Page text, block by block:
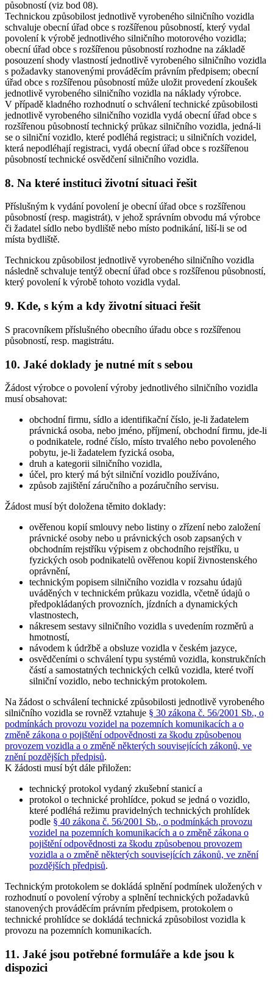
působností (viz bod 08).
Technickou způsobilost jednotlivě vyrobeného silničního vozidla
schvaluje obecní úřad obce s rozšířenou působností, který vydal
povolení k výrobě jednotlivého silničního motorového vozidla;
obecní úřad obce s rozšířenou působností rozhodne na základě
posouzení shody vlastností jednotlivě vyrobeného silničního vozidla
s požadavky stanovenými prováděcím právním předpisem; obecní
úřad obce s rozšířenou působností může uložit provedení zkoušek
jednotlivě vyrobeného silničního vozidla na náklady výrobce.
V případě kladného rozhodnutí o schválení technické způsobilosti
jednotlivě vyrobeného silničního vozidla vydá obecní úřad obce s
rozšířenou působností technický průkaz silničního vozidla, jedná-li
se o silniční vozidlo, které podléhá registraci; u silničních vozidel,
která nepodléhají registraci, vydá obecní úřad obce s rozšířenou
působností technické osvědčení silničního vozidla.
8. Na které instituci životní situaci řešit
Příslušným k vydání povolení je obecní úřad obce s rozšířenou
působností (resp. magistrát), v jehož správním obvodu má výrobce
či žadatel sídlo nebo bydliště nebo místo podnikání, liší-li se od
místa bydliště.
Technickou způsobilost jednotlivě vyrobeného silničního vozidla
následně schvaluje tentýž obecní úřad obce s rozšířenou působností,
který povolení k výrobě tohoto vozidla vydal.
9. Kde, s kým a kdy životní situaci řešit
S pracovníkem příslušného obecního úřadu obce s rozšířenou
působností, resp. magistrátu.
10. Jaké doklady je nutné mít s sebou
Žádost výrobce o povolení výroby jednotlivého silničního vozidla
musí obsahovat:
obchodní firmu, sídlo a identifikační číslo, je-li žadatelem
právnická osoba, nebo jméno, příjmení, obchodní firmu, jde-li
o podnikatele, rodné číslo, místo trvalého nebo povoleného
pobytu, je-li žadatelem fyzická osoba,
druh a kategorii silničního vozidla,
účel, pro který má být silniční vozidlo používáno,
způsob zajištění záručního a pozáručního servisu.
Žádost musí být doložena těmito doklady:
ověřenou kopií smlouvy nebo listiny o zřízení nebo založení
právnické osoby nebo u právnických osob zapsaných v
obchodním rejstříku výpisem z obchodního rejstříku, u
fyzických osob podnikatelů ověřenou kopií živnostenského
oprávnění,
technickým popisem silničního vozidla v rozsahu údajů
uváděných v technickém průkazu vozidla, včetně údajů o
předpokládaných provozních, jízdních a dynamických
vlastnostech,
nákresem sestavy silničního vozidla s uvedením rozměrů a
hmotností,
návodem k údržbě a obsluze vozidla v českém jazyce,
osvědčeními o schválení typu systémů vozidla, konstrukčních
částí a samostatných technických celků vozidla, které tvoří
silniční vozidlo, nebo technickým protokolem.
Na žádost o schválení technické způsobilosti jednotlivě vyrobeného
silničního vozidla se rovněž vztahuje § 30 zákona č. 56/2001 Sb., o
podmínkách provozu vozidel na pozemních komunikacích a o
změně zákona o pojištění odpovědnosti za škodu způsobenou
provozem vozidla a o změně některých souvisejících zákonů, ve
znění pozdějších předpisů.
K žádosti musí být dále přiložen:
technický protokol vydaný zkušební stanicí a
protokol o technické prohlídce, pokud se jedná o vozidlo,
které podléhá režimu pravidelných technických prohlídek
podle § 40 zákona č. 56/2001 Sb., o podmínkách provozu
vozidel na pozemních komunikacích a o změně zákona o
pojištění odpovědnosti za škodu způsobenou provozem
vozidla a o změně některých souvisejících zákonů, ve znění
pozdějších předpisů.
Technickým protokolem se dokládá splnění podmínek uložených v
rozhodnutí o povolení výroby a splnění technických požadavků
stanovených prováděcím právním předpisem, protokolem o
technické prohlídce se dokládá technická způsobilost vozidla k
provozu na pozemních komunikacích.
11. Jaké jsou potřebné formuláře a kde jsou k
dispozici